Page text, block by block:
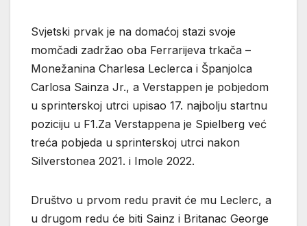
Svjetski prvak je na domaćoj stazi svoje
momčadi zadržao oba Ferrarijeva trkača –
Monežanina Charlesa Leclerca i Španjolca
Carlosa Sainza Jr., a Verstappen je pobjedom
u sprinterskoj utrci upisao 17. najbolju startnu
poziciju u F1.Za Verstappena je Spielberg već
treća pobjeda u sprinterskoj utrci nakon
Silverstonea 2021. i Imole 2022.
Društvo u prvom redu pravit će mu Leclerc, a
u drugom redu će biti Sainz i Britanac George